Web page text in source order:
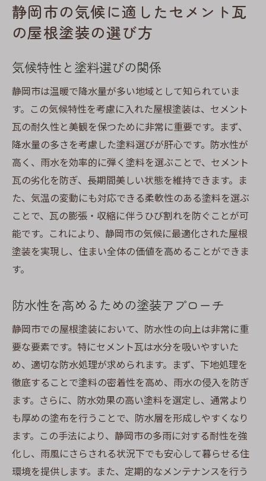
静岡市の気候に適したセメント瓦
の屋根塗装の選び方
気候特性と塗料選びの関係
静岡市は温暖で降水量が多い地域として知られていま
す。この気候特性を考慮に入れた屋根塗装は、セメント
瓦の耐久性と美観を保つために非常に重要です。まず、
降水量の多さを考慮した塗料選びが肝心です。防水性が
高く、雨水を効率的に弾く塗料を選ぶことで、セメント
瓦の劣化を防ぎ、長期間美しい状態を維持できます。ま
た、気温の変動にも対応できる柔軟性のある塗料を選ぶ
ことで、瓦の膨張・収縮に伴うひび割れを防ぐことが可
能です。これにより、静岡市の気候に最適化された屋根
塗装を実現し、住まい全体の価値を高めることができま
す。
防水性を高めるための塗装アプローチ
静岡市での屋根塗装において、防水性の向上は非常に重
要な要素です。特にセメント瓦は水分を吸いやすいた
め、適切な防水処理が求められます。まず、下地処理を
徹底することで塗料の密着性を高め、雨水の侵入を防ぎ
ます。さらに、防水効果の高い塗料を選定し、通常より
も厚めの塗布を行うことで、防水層を形成しやすくなり
ます。この手法により、静岡市の多雨に対する耐性を強
化し、雨風にさらされる状況下でも安心して暮らせる住
環境を提供します。また、定期的なメンテナンスを行う